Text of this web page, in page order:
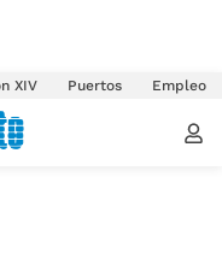
XIV Puertos Empleo